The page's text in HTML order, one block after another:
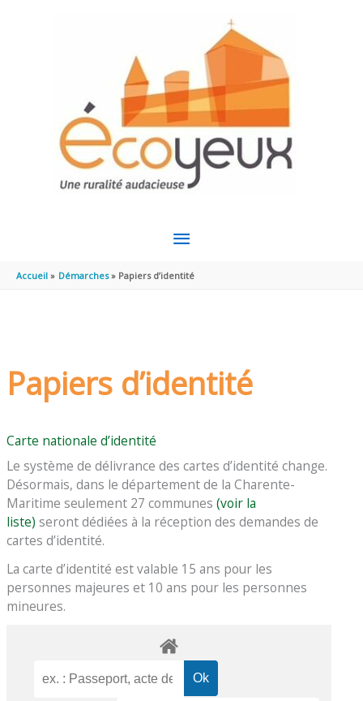
MENU
PRINCIPAL
Accueil Démarches Papiers d’identité
Papiers d’identité
Carte nationale d’identité
Le système de délivrance des cartes d’identité change.
Désormais, dans le département de la Charente-
Maritime seulement 27 communes(voir la
liste) seront dédiées à la réception des demandes de
cartes d’identité.
La carte d’identité est valable 15 ans pour les
personnes majeures et 10 ans pour les personnes
mineures.